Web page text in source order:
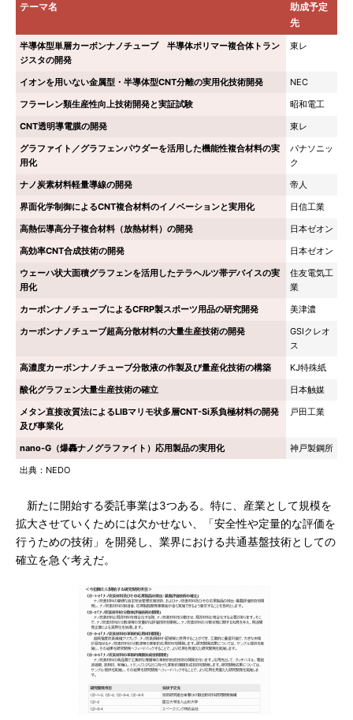
テーマ名
助成予定
先
半導体型単層カーボンナノチューブ 半導体ポリマー複合体トラン
ジスタの開発
東レ
イオンを用いない金属型・半導体型CNT分離の実用化技術開発
NEC
フラーレン類生産性向上技術開発と実証試験
昭和電工
CNT透明導電膜の開発
東レ
グラファイト／グラフェンパウダーを活用した機能性複合材料の実
用化
パナソニッ
ク
ナノ炭素材料軽量導線の開発
帝人
界面化学制御によるCNT複合材料のイノベーションと実用化
日信工業
高熱伝導高分子複合材料（放熱材料）の開発
日本ゼオン
高効率CNT合成技術の開発
日本ゼオン
ウェーハ状大面積グラフェンを活用したテラヘルツ帯デバイスの実
用化
住友電気工
業
カーボンナノチューブによるCFRP製スポーツ用品の研究開発
美津濃
カーボンナノチューブ超高分散材料の大量生産技術の開発
GSIクレオ
ス
高濃度カーボンナノチューブ分散液の作製及び量産化技術の構築
KJ特殊紙
酸化グラフェン大量生産技術の確立
日本触媒
メタン直接改質法によるLIBマリモ状多層CNT-Si系負極材料の開発
及び事業化
戸田工業
nano-G（爆轟ナノグラファイト）応用製品の実用化
神戸製鋼所
出典：NEDO
新たに開始する委託事業は3つある。特に、産業として規模を
拡大させていくためには欠かせない、「安全性や定量的な評価を
行うための技術」を開発し、業界における共通基盤技術としての
確立を急ぐ考えだ。